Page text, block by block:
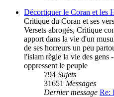
Décortiquer le Coran et les
Critique du Coran et ses
Versets abrogés, Critique
apport dans la vie d'un
de ses horreurs un peu
l'islam règle la vie des gens
oppressent le peuple
794 Sujets
31651 Messages
Dernier message Re: